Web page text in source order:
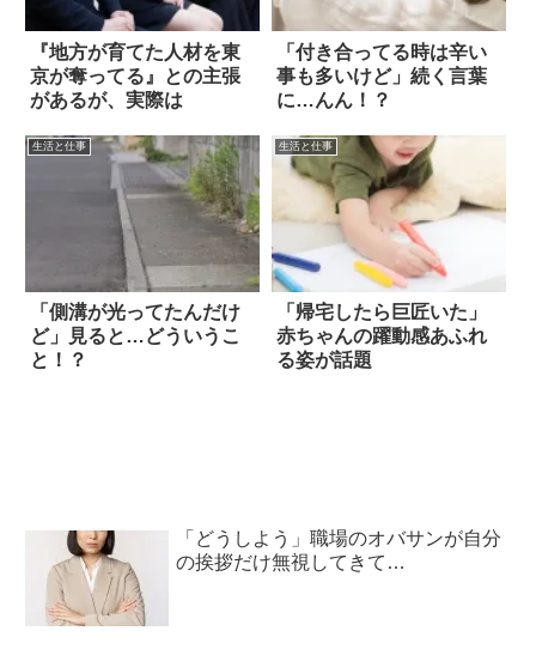
『地方が育てた人材を東
京が奪ってる』との主張
があるが、実際は
「付き合ってる時は辛い
事も多いけど」続く言葉
に…んん！？
生活と仕事
「側溝が光ってたんだけ
ど」見ると…どういうこ
と！？
生活と仕事
「帰宅したら巨匠いた」
赤ちゃんの躍動感あふれ
る姿が話題
「どうしよう」職場のオバサンが自分
の挨拶だけ無視してきて…